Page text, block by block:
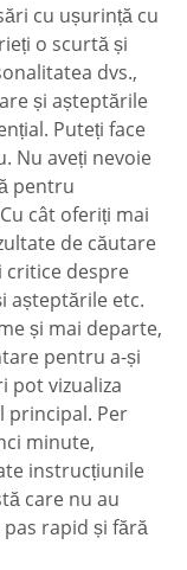
cu ușurință cu
o scurtă și
dvs.,
și așteptările
Puteți face
Nu aveți nevoie
pentru
cât oferiți mai
de căutare
critice despre
așteptările etc.
și mai departe,
pentru a-și
pot vizualiza
principal. Per
minute,
instrucțiunile
care nu au
rapid și fără